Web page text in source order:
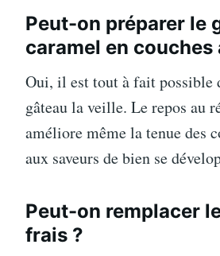
Peut-on préparer le
caramel en couches
Oui, il est tout à fait possible
gâteau la veille. Le repos au
améliore même la tenue des
aux saveurs de bien se
Peut-on remplacer
frais ?